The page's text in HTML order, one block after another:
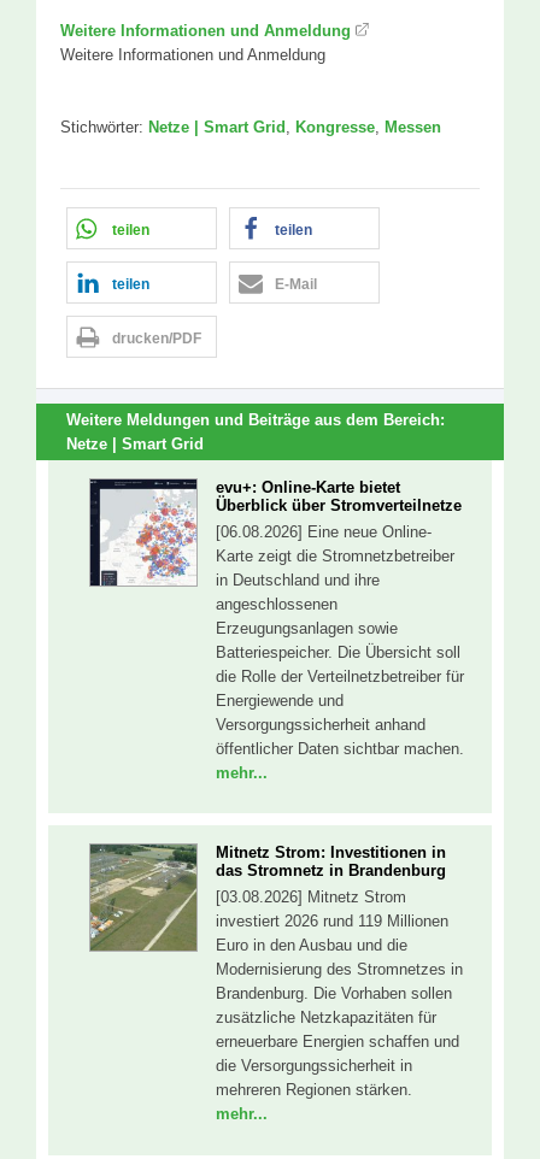
Weitere Informationen und Anmeldung
Weitere Informationen und Anmeldung
Stichwörter: Netze | Smart Grid , Kongresse, Messen
teilen teilen
teilen E-Mail
drucken/PDF
Weitere Meldungen und Beiträge aus dem Bereich:
Netze | Smart Grid
evu+: Online-Karte bietet
Überblick über Stromverteilnetze
[06.08.2026] Eine neue Online-
Karte zeigt die Stromnetzbetreiber
in Deutschland und ihre
angeschlossenen
Erzeugungsanlagen sowie
Batteriespeicher. Die Übersicht soll
die Rolle der Verteilnetzbetreiber für
Energiewende und
Versorgungssicherheit anhand
öffentlicher Daten sichtbar machen.
mehr...
Mitnetz Strom: Investitionen in
das Stromnetz in Brandenburg
[03.08.2026] Mitnetz Strom
investiert 2026 rund 119 Millionen
Euro in den Ausbau und die
Modernisierung des Stromnetzes in
Brandenburg. Die Vorhaben sollen
zusätzliche Netzkapazitäten für
erneuerbare Energien schaffen und
die Versorgungssicherheit in
mehreren Regionen stärken.
mehr...